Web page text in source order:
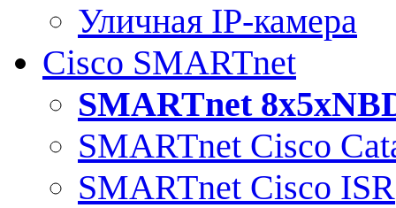
Уличная IP-камера
Cisco SMARTnet
SMARTnet
SMARTnet Cisco
SMARTnet Cisco ISR